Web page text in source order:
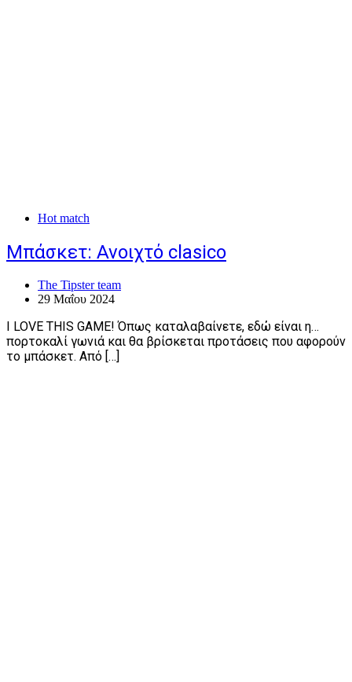
Hot match
Μπάσκετ: Ανοιχτό clasico
The Tipster team
29 Μαΐου 2024
I LOVE THIS GAME! Όπως καταλαβαίνετε, εδώ είναι η…
πορτοκαλί γωνιά και θα βρίσκεται προτάσεις που αφορούν
το μπάσκετ. Από […]